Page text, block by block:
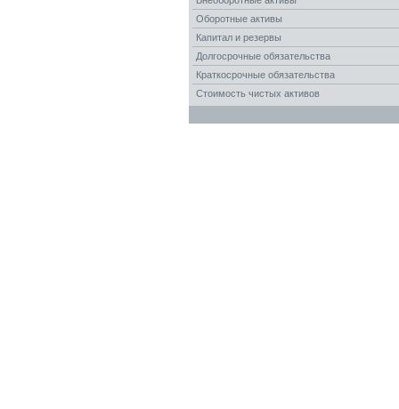
Оборотные активы
Капитал и резервы
Долгосрочные обязательства
Краткосрочные обязательства
Стоимость чистых активов